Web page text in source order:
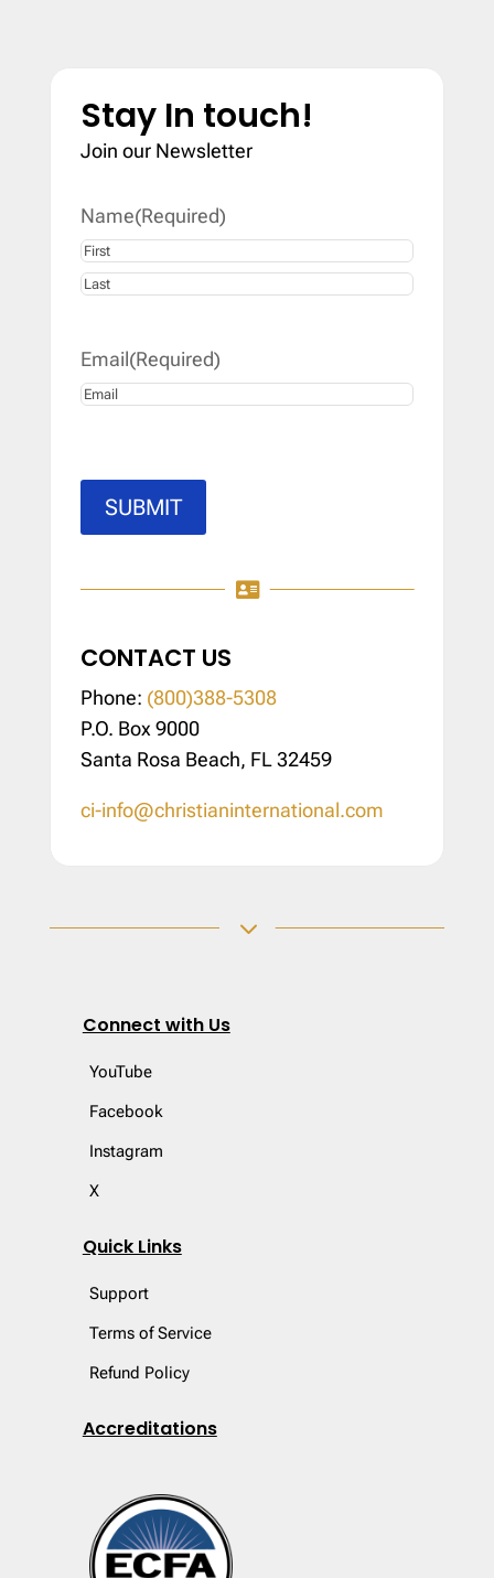
Stay In touch!
Join our Newsletter
Name(Required)
First
Email(Required)
SUBMIT

CONTACT US
Phone: (800)388-5308
P.O. Box 9000
Santa Rosa Beach, FL 32459
ci-info@christianinternational.com
3
Connect with Us
YouTube
Facebook
Instagram
X
Quick Links
Support
Terms of Service
Refund Policy
Accreditations